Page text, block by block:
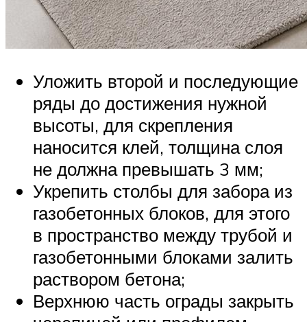
Уложить второй и последующие
ряды до достижения нужной
высоты, для скрепления
наносится клей, толщина слоя
не должна превышать 3 мм;
Укрепить столбы для забора из
газобетонных блоков, для этого
в пространство между трубой и
газобетонными блоками залить
раствором бетона;
Верхнюю часть ограды закрыть